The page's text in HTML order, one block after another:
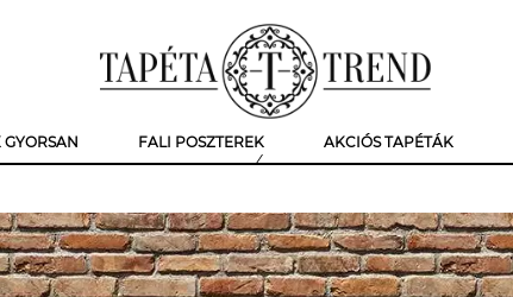
FALI POSZTEREK AKCIÓS TAPÉTÁK